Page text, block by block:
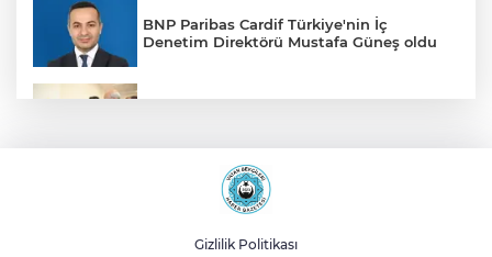
BNP Paribas Cardif Türkiye'nin İç
Denetim Direktörü Mustafa Güneş oldu
Sakarya’da ücretsiz doğalgaza
kavuşacaklar
Gizlilik Politikası